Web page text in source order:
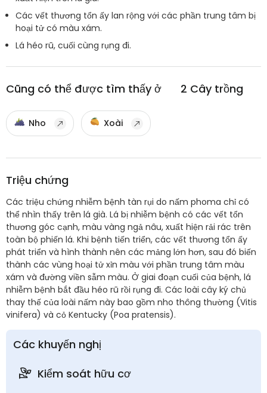
Các vết thương tổn ấy lan rộng với các phần trung tâm bị
hoại tử có màu xám.
Lá héo rũ, cuối cùng rụng đi.
Cũng có thể được tìm thấy ở 2 Cây trồng
Nho Xoài
Triệu chứng
Các triệu chứng nhiễm bệnh tàn rụi do nấm phoma chỉ có
thể nhìn thấy trên lá già. Lá bị nhiễm bệnh có các vết tổn
thương góc cạnh, màu vàng ngả nâu, xuất hiện rải rác trên
toàn bộ phiến lá. Khi bệnh tiến triển, các vết thương tổn ấy
phát triển và hình thành nên các mảng lớn hơn, sau đó biến
thành các vùng hoại tử xỉn màu với phần trung tâm màu
xám và đường viền sẫm màu. Ở giai đoạn cuối của bệnh, lá
nhiễm bệnh bắt đầu héo rũ rồi rụng đi. Các loài cây ký chủ
thay thế của loài nấm này bao gồm nho thông thường (Vitis
vinifera) và cỏ Kentucky (Poa pratensis).
Các khuyến nghị
Kiểm soát hữu cơ